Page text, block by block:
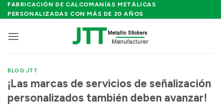
Saltar
al
FABRICACIÓN DE CALCOMANÍAS METÁLICAS
PERSONALIZADAS CON MÁS DE 20 AÑOS
BLOG JTT
¡Las marcas de servicios de señalización
personalizados también deben avanzar!